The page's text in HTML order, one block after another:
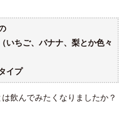
いちご、バナナ、梨とか色々
イプ
飲んでみたくなりましたか？